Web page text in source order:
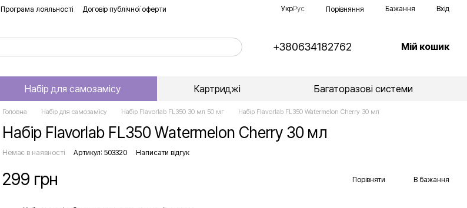
Програма лояльності Договір публічної оферти УкрРус Порівняння Бажання Вхід
+380634182762 Мій кошик
Набір для самозамісу Картриджі Багаторазові системи
Головна Набір для самозамісу Набір Flavorlab FL350 30 мл 50 мг Набір Flavorlab FL350 Watermelon Cherry 30 мл
Набір Flavorlab FL350 Watermelon Cherry 30 мл
Немає в наявності Артикул: 503320 Написати відгук
299 грн Порівняти В бажання